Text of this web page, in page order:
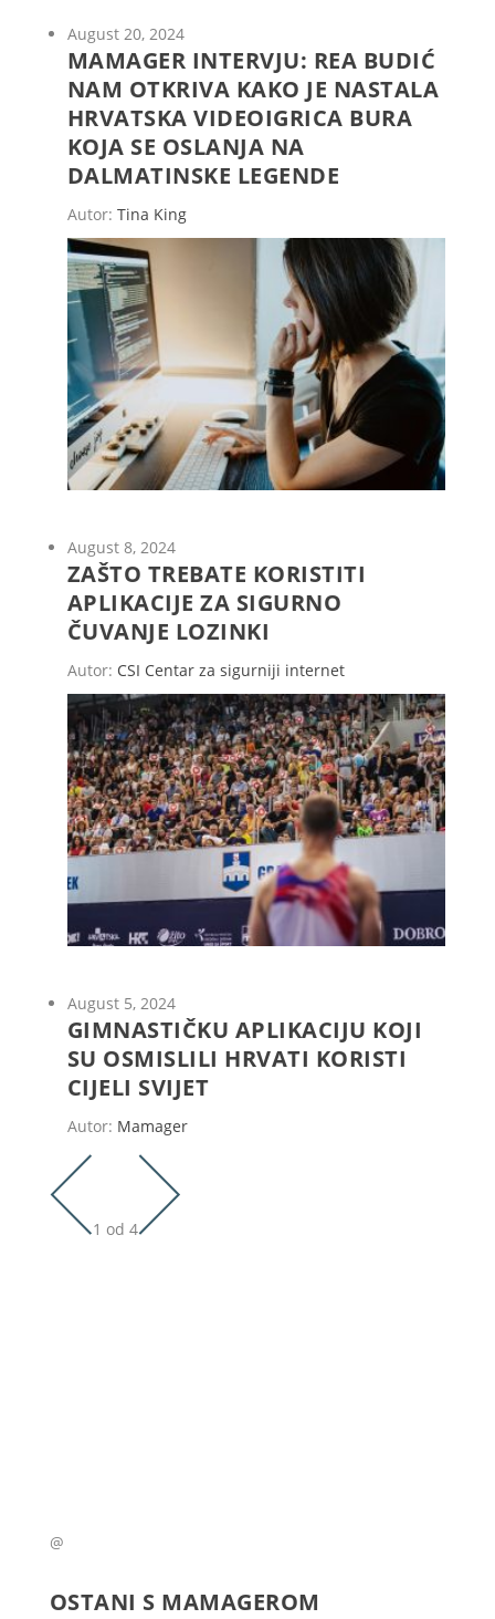
August 20, 2024
MAMAGER INTERVJU: REA BUDIĆ
NAM OTKRIVA KAKO JE NASTALA
HRVATSKA VIDEOIGRICA BURA
KOJA SE OSLANJA NA
DALMATINSKE LEGENDE
Autor: Tina King
August 8, 2024
ZAŠTO TREBATE KORISTITI
APLIKACIJE ZA SIGURNO
ČUVANJE LOZINKI
Autor: CSI Centar za sigurniji internet
August 5, 2024
GIMNASTIČKU APLIKACIJU KOJI
SU OSMISLILI HRVATI KORISTI
CIJELI SVIJET
Autor: Mamager
1 od 4
@
OSTANI S MAMAGEROM